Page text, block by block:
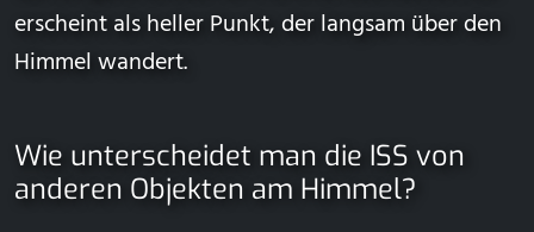
erscheint als heller Punkt, der langsam über den
Himmel wandert.
Wie unterscheidet man die ISS von
anderen Objekten am Himmel?